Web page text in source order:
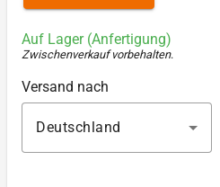
Auf Lager (Anfertigung)
Zwischenverkauf vorbehalten.
Versand nach
Deutschland